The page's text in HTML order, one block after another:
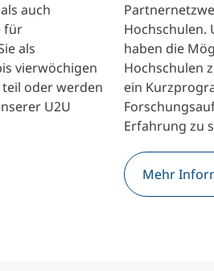
Studienberatung
Executive Education
auch
für
als
vierwöchigen
oder werden
U2U
Hochschulen.
haben die
Hochschulen
ein
Erfahrung zu
Mehr